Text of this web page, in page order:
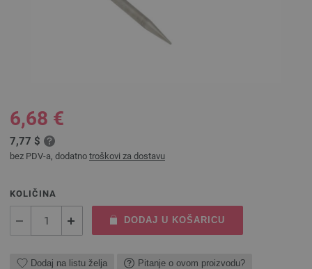
6,68 €
7,77 $
bez PDV-a, dodatno troškovi za dostavu
KOLIČINA
DODAJ U KOŠARICU
Dodaj na listu želja Pitanje o ovom proizvodu?